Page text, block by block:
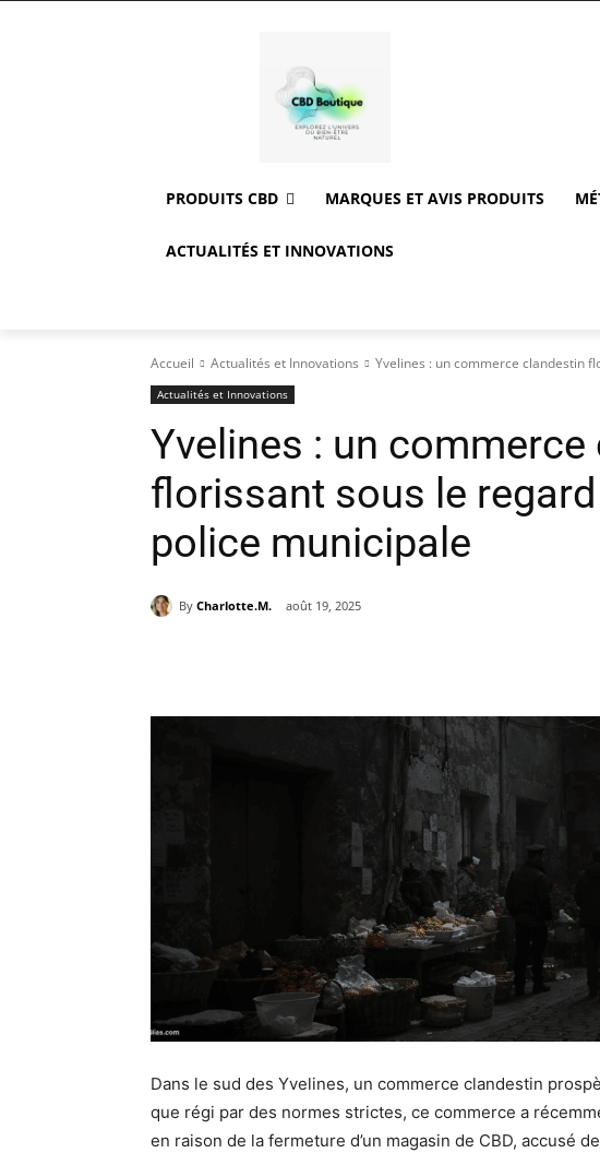
PRODUITS CBD MARQUES ET AVIS PRODUITS
ACTUALITÉS ET INNOVATIONS
Accueil Actualités et Innovations Yvelines : un commerce clandestin
Actualités et Innovations
Yvelines : un
florissant sous le
police municipale
By Charlotte.M. août 19, 2025
Dans le sud des Yvelines, un commerce clandestin
que régi par des normes strictes, ce commerce a
en raison de la fermeture d’un magasin de CBD, accusé